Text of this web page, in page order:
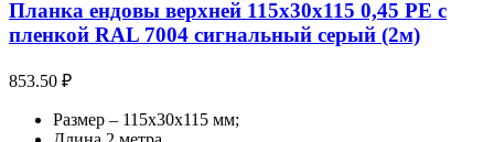
Планка ендовы верхней 115х30х115 0,45 PE с
пленкой RAL 7004 сигнальный серый (2м)
853.50 ₽
Размер – 115х30х115 мм;